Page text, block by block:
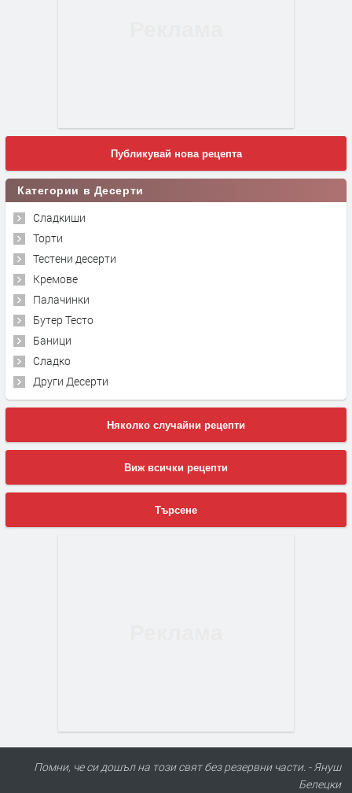
Публикувай нова рецепта
Категории в Десерти
Сладкиши
Торти
Тестени десерти
Кремове
Палачинки
Бутер Тесто
Баници
Сладко
Други Десерти
Няколко случайни рецепти
Виж всички рецепти
Търсене
Помни, че си дошъл на този свят без резервни части. - Януш
Белецки